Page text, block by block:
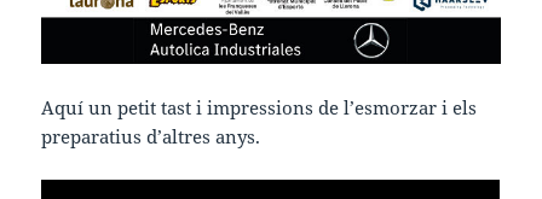
Aquí un petit tast i impressions de l’esmorzar i els
preparatius d’altres anys.